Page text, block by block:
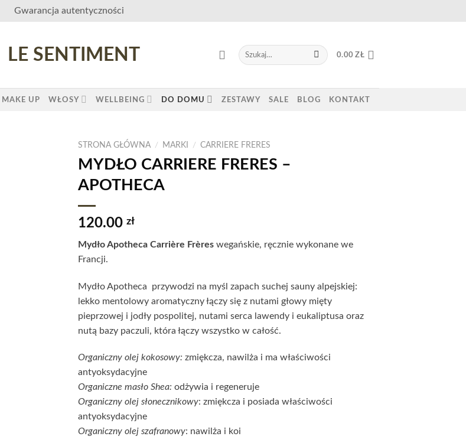
Gwarancja autentyczności
Szukaj:
0.00ZŁ
MAKE UP WŁOSY WELLBEING DO DOMU ZESTAWY SALE BLOG KONTAKT
STRONA GŁÓWNA / MARKI / CARRIERE FRERES
MYDŁO CARRIERE FRERES –
APOTHECA
120.00 zł
Mydło Apotheca Carrière Frères wegańskie, ręcznie wykonane we
Francji.
Mydło Apotheca przywodzi na myśl zapach suchej sauny alpejskiej:
lekko mentolowy aromatyczny łączy się z nutami głowy mięty
pieprzowej i jodły pospolitej, nutami serca lawendy i eukaliptusa oraz
nutą bazy paczuli, która łączy wszystko w całość.
Organiczny olej kokosowy: zmiękcza, nawilża i ma właściwości
antyoksydacyjne
Organiczne masło Shea: odżywia i regeneruje
Organiczny olej słonecznikowy: zmiękcza i posiada właściwości
antyoksydacyjne
Organiczny olej szafranowy: nawilża i koi